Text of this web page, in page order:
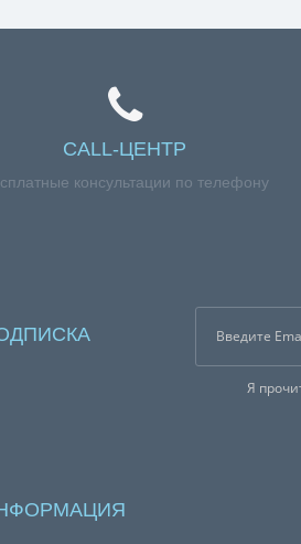
CALL-ЦЕНТР
консультации по телефону
Я